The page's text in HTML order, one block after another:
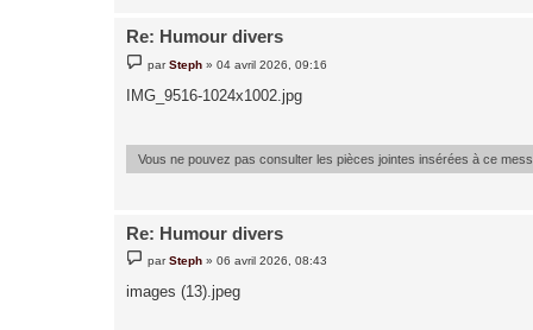
Re: Humour divers
e
s
s
e
parSteph »04 avril 2026, 09:16
IMG_9516-1024x1002.jpg
Vous ne pouvez pas consulter les pièces jointes insérées à ce
Re: Humour divers
e
s
parSteph »06 avril 2026, 08:43
images (13).jpeg